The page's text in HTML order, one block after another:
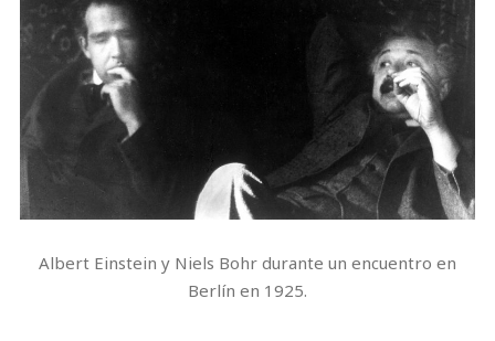
Albert Einstein y Niels Bohr durante un encuentro en
Berlín en 1925.